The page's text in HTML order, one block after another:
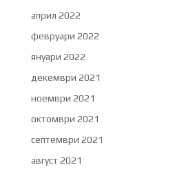
април 2022
февруари 2022
януари 2022
декември 2021
ноември 2021
октомври 2021
септември 2021
август 2021